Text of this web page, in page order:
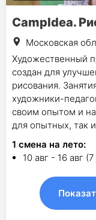
CampIdea.
Московская
Художественный
создан для
рисования.
художники-
своим опытом и
для опытных, так
1 смена на лето:
10 авг - 16 авг